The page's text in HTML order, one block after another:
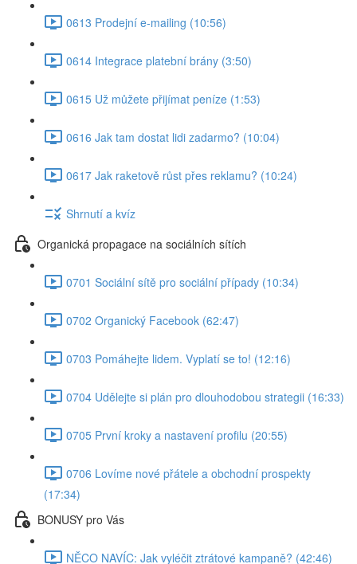
0613 Prodejní e-mailing (10:56)
0614 Integrace platební brány (3:50)
0615 Už můžete přijímat peníze (1:53)
0616 Jak tam dostat lidi zadarmo? (10:04)
0617 Jak raketově růst přes reklamu? (10:24)
Shrnutí a kvíz
Organická propagace na sociálních sítích
0701 Sociální sítě pro sociální případy (10:34)
0702 Organický Facebook (62:47)
0703 Pomáhejte lidem. Vyplatí se to! (12:16)
0704 Udělejte si plán pro dlouhodobou strategii (16:33)
0705 První kroky a nastavení profilu (20:55)
0706 Lovíme nové přátele a obchodní prospekty
(17:34)
BONUSY pro Vás
NĚCO NAVÍC: Jak vyléčit ztrátové kampaně? (42:46)